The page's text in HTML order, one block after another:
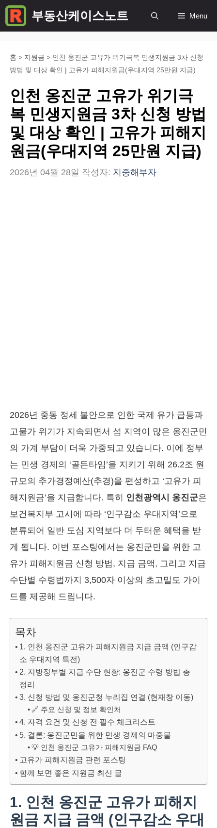
컨
텐
부동산케이스노트 Menu
홈 > 지원금 > 인천 옹진군 고유가 위기극복 민생지원금 3차 신청
방법 및 대상 확인 | 고유가 피해지원금(우대지역 25만원 지급)
인천 옹진군 고유가 위기극
복 민생지원금 3차 신청 방법
및 대상 확인 | 고유가 피해지
원금(우대지역 25만원 지급)
2026년 04월 28일 작성자: 지중해부자
2026년 중동 정세 불안으로 인한 국제 유가 급등과
고물가 위기가 지속되면서 섬 지역이 많은 옹진군민
의 가계 부담이 더욱 가중되고 있습니다. 이에 정부
는 민생 경제의 ‘골든타임’을 지키기 위해 26.2조 원
규모의 추가경정예산(추경)을 편성하고 ‘고유가 피
해지원금’을 지급합니다. 특히 인천광역시 옹진군은
보건복지부 고시에 따라 ‘인구감소 우대지역’으로
분류되어 일반 도심 지역보다 더 두터운 혜택을 받
게 됩니다. 이번 포스팅에서는 옹진군민을 위한 고
유가 피해지원금 신청 방법, 지급 금액, 그리고 지급
수단별 수령법까지 3,500자 이상의 초고밀도 가이
드를 제공해 드립니다.
목차
1. 인천 옹진군 고유가 피해지원금 지급 금액 (인구감
소 우대지역 특전)
2. 지방정부별 지급 수단 현황: 옹진군 수령 방법 총
정리
3. 신청 방법 및 옹진군청 누리집 연결 (현재창 이동)
🔗 주요 신청 및 정보 확인처
4. 자격 요건 및 신청 전 필수 체크리스트
5. 결론: 옹진군민을 위한 민생 경제의 마중물
💡 인천 옹진군 고유가 피해지원금 FAQ
고유가 피해지원금 관련 포스팅
함께 보면 좋은 지원금 최신 글
1. 인천 옹진군 고유가 피해지
원금 지급 금액 (인구감소 우대